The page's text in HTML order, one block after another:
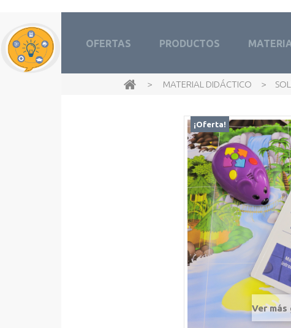
OFERTAS PRODUCTOS
> MATERIAL DIDÁCTICO >
¡Oferta!
Ver más